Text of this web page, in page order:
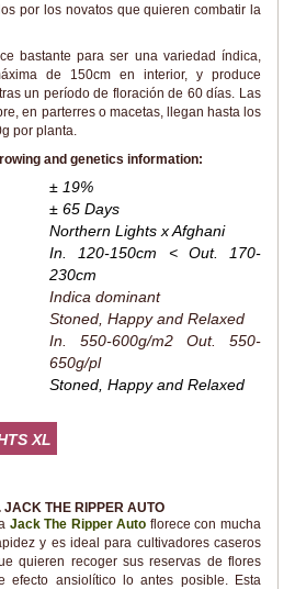
por los novatos que quieren combatir la
bastante para ser una variedad índica,
de 150cm en interior, y produce
un período de floración de 60 días. Las
en parterres o macetas, llegan hasta los
por planta.
and genetics information:
± 19%
± 65 Days
Northern Lights x Afghani
In. 120-150cm < Out. 170-
230cm
Indica dominant
Stoned, Happy and Relaxed
In. 550-600g/m2 Out. 550-
650g/pl
Stoned, Happy and Relaxed
XL
JACK THE RIPPER AUTO
Jack The Ripper Auto florece con mucha
y es ideal para cultivadores caseros
quieren recoger sus reservas de flores
efecto ansiolítico lo antes posible. Esta